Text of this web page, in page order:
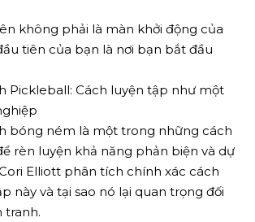
không phải là màn khởi động của
tiên của bạn là nơi bạn bắt đầu
Pickleball: Cách luyện tập như một
bóng ném là một trong những cách
rèn luyện khả năng phản biện và dự
Elliott phân tích chính xác cách
này và tại sao nó lại quan trọng đối
tranh.